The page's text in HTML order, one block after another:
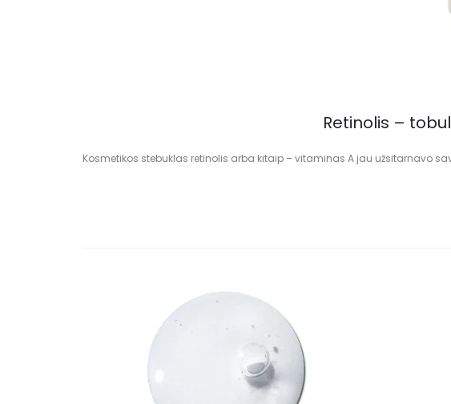
Retinolis –
Kosmetikos stebuklas retinolis arba kitaip – vitaminas A jau užsitarnavo